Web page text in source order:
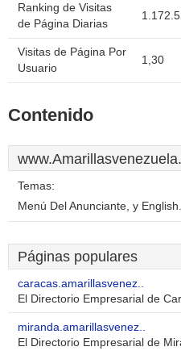
Ranking de Visitas
de Página Diarias
Visitas de Página Por
Usuario
1,30
Contenido
Temas:
Menú Del Anunciante, y English.
Páginas populares
caracas.amarillasvenez..
El Directorio Empresarial de
miranda.amarillasvenez..
El Directorio Empresarial de